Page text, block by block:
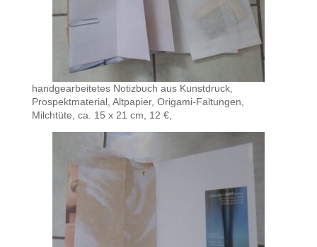
handgearbeitetes Notizbuch aus Kunstdruck,
Prospektmaterial, Altpapier, Origami-Faltungen,
Milchtüte, ca. 15 x 21 cm, 12 €,